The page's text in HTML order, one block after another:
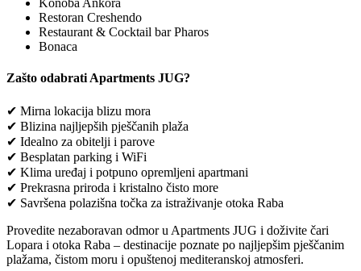
Konoba Ankora
Restoran Creshendo
Restaurant & Cocktail bar Pharos
Bonaca
Zašto odabrati Apartments JUG?
✔ Mirna lokacija blizu mora
✔ Blizina najljepših pješčanih plaža
✔ Idealno za obitelji i parove
✔ Besplatan parking i WiFi
✔ Klima uređaj i potpuno opremljeni apartmani
✔ Prekrasna priroda i kristalno čisto more
✔ Savršena polazišna točka za istraživanje otoka Raba
Provedite nezaboravan odmor u Apartments JUG i doživite čari
Lopara i otoka Raba – destinacije poznate po najljepšim pješčanim
plažama, čistom moru i opuštenoj mediteranskoj atmosferi.